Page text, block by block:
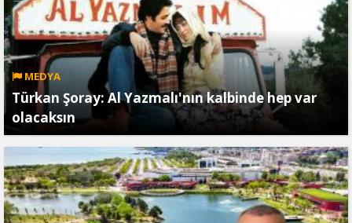
MEDYA
Türkan Şoray: Al Yazmalı'nın kalbinde hep var
olacaksın